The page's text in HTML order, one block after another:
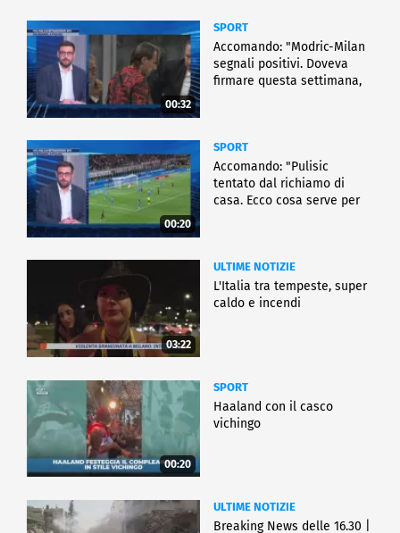
00:32
SPORT
Accomando: "Modric-Milan
segnali positivi. Doveva
firmare questa settimana,
00:20
SPORT
Accomando: "Pulisic
tentato dal richiamo di
casa. Ecco cosa serve per
03:22
ULTIME NOTIZIE
L'Italia tra tempeste, super
caldo e incendi
00:20
SPORT
Haaland con il casco
vichingo
ULTIME NOTIZIE
Breaking News delle 16.30 |